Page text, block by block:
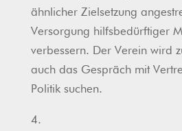
ähnlicher Zielsetzung
Versorgung hilfsbedürftiger
verbessern. Der Verein wird
auch das Gespräch mit
Politik suchen.
4.